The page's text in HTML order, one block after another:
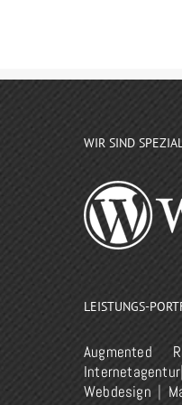
WIR SIND
LEISTUNGS-
Augmented
Internetagentur|
Webdesign |